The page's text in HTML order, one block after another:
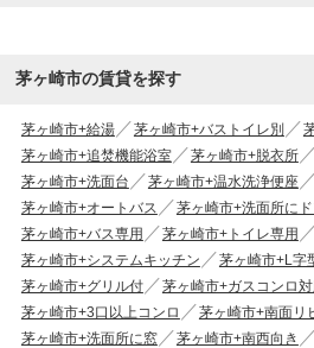
茅ヶ崎市の賃貸を探す
茅ヶ崎市+給湯 茅ヶ崎市+バストイレ別
茅ヶ崎市+追焚機能浴室
茅ヶ崎市+脱衣所
茅ヶ崎市+洗面台
茅ヶ崎市+温水洗浄便座
茅ヶ崎市+オートバス
茅ヶ崎市+洗面所に
茅ヶ崎市+バス専用
茅ヶ崎市+トイレ専用
茅ヶ崎市+システムキッチン
茅ヶ崎市+L字
茅ヶ崎市+グリル付
茅ヶ崎市+ガスコンロ
茅ヶ崎市+3口以上コンロ
茅ヶ崎市+南面リ
茅ヶ崎市+洗面所に窓
茅ヶ崎市+南西向き